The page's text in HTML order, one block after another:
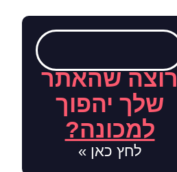
רוצה שהאתר
שלך יהפוך
למכונה?
לחץ כאן »